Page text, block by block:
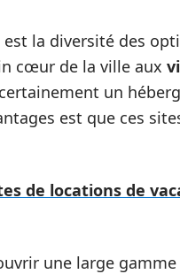
est la diversité des
cœur de la ville aux
un
est que ces
de locations de
une large